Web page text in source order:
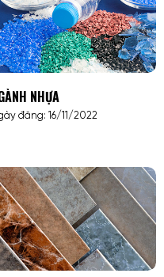
NHỰA
đăng: 16/11/2022